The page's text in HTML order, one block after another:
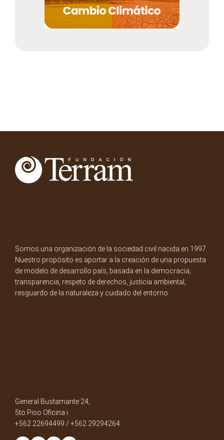
Somos una organización de la sociedad civil nacida en 1997.
Nuestro propósito es aportar a la creación de una propuesta
de modelo de desarrollo país, basada en la democracia,
transparencia, respeto de derechos, justicia ambiental,
resguardo de la naturaleza y cuidado del entorno.
General Bustamante 24,
5to Piso Oficina i.
+562 22694499 / +562 29294264